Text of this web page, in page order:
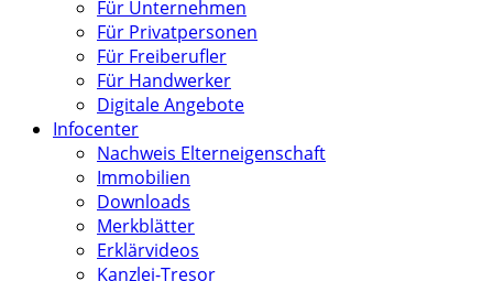
Für Unternehmen
Für Privatpersonen
Für Freiberufler
Für Handwerker
Digitale Angebote
Infocenter
Nachweis Elterneigenschaft
Immobilien
Downloads
Merkblätter
Erklärvideos
Kanzlei-Tresor